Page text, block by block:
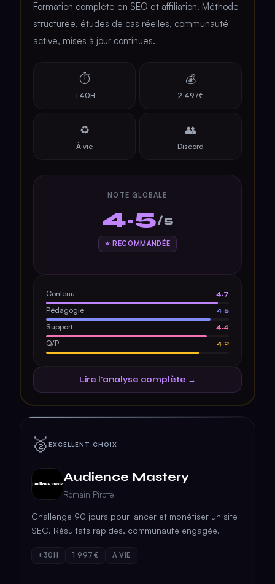
Formation complète en SEO et affiliation. Méthode
structurée, études de cas réelles, communauté
active, mises à jour continues.
⏱
+40H
💰
2 497€
♻️
À vie
👥
Discord
NOTE GLOBALE
4.5/5
⭐ RECOMMANDÉE
Contenu 4.7
Pédagogie 4.5
Support 4.4
Q/P 4.2
Lire l’analyse complète →
🥈 EXCELLENT CHOIX
Audience Mastery
Romain Pirotte
Challenge 90 jours pour lancer et monétiser un site
SEO. Résultats rapides, communauté engagée.
+30H 1 997€ À VIE